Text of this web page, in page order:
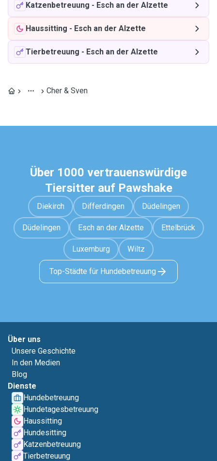
Katzenbetreuung - Esch an der Alzette
Haussitting - Esch an der Alzette
Tierbetreuung - Esch an der Alzette
Cher & Sven
Über 1000 vertrauenswürdige
Tiersitter auf Pawshake
Diekirch Differdingen Düdelingen
Düdelingen Esch an der Alzette Ettelbrück
Luxemburg Wiltz
Top-Städte für Hundebetreuung
Über uns
Unsere Geschichte
In den Medien
Blog
Dienste
Hundebetreuung
Hundetagesbetreuung
Haussitting
Hundesitting
Katzenbetreuung
Tierbetreuung